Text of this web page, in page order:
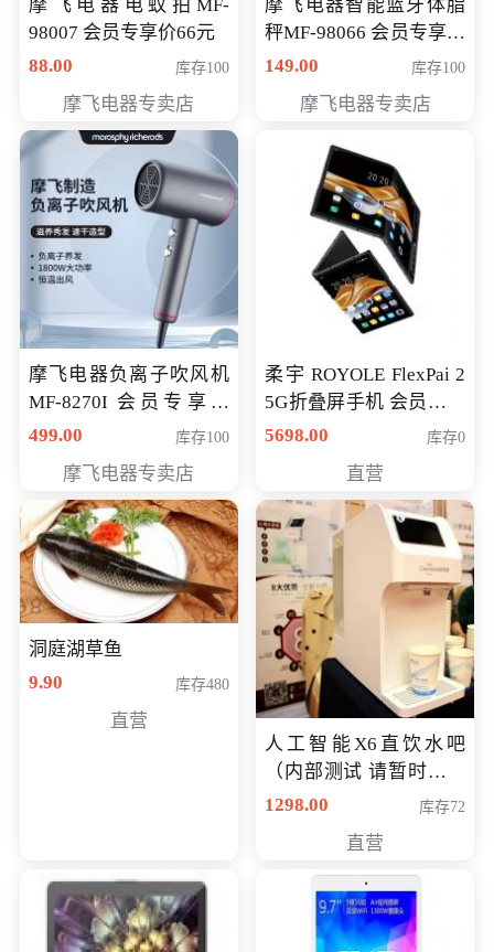
摩飞电器电蚊拍MF-
98007 会员专享价66元
88.00
库存100
摩飞电器专卖店
摩飞电器智能蓝牙体脂
秤MF-98066 会员专享价
98元
149.00 库存100
摩飞电器专卖店
摩飞电器负离子吹风机
MF-8270I 会员专享价
369元
499.00 库存100
摩飞电器专卖店
柔宇 ROYOLE FlexPai 2
5G折叠屏手机 会员专享
购买价格 4998元
5698.00 库存0
直营
洞庭湖草鱼
9.90
库存480
直营
人工智能X6直饮水吧
（内部测试 请暂时不要
购买）
1298.00 库存72
直营